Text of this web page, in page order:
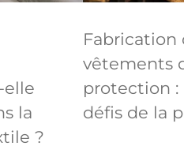
elle
la
?
Fabrication
vêtements
protection :
défis de la